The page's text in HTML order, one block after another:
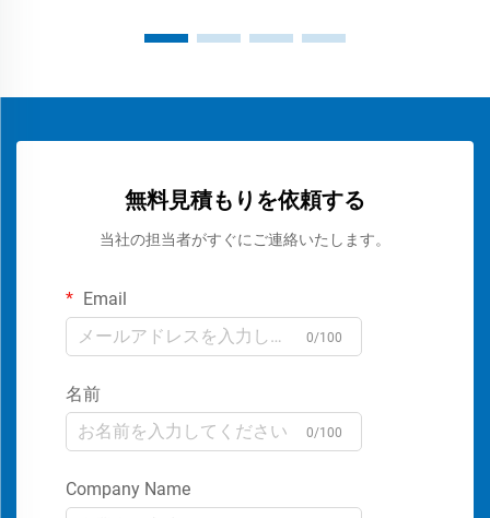
無料見積もりを依頼する
当社の担当者がすぐにご連絡いたします。
Email
0/100
名前
0/100
Company Name